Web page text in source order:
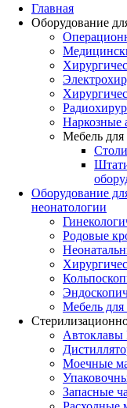
Главная
Оборудование
Наркозные
Мебель для
Оборудование
неонатологии
Родовые
Мебель для
Автоклавы
Моечные
Запасные